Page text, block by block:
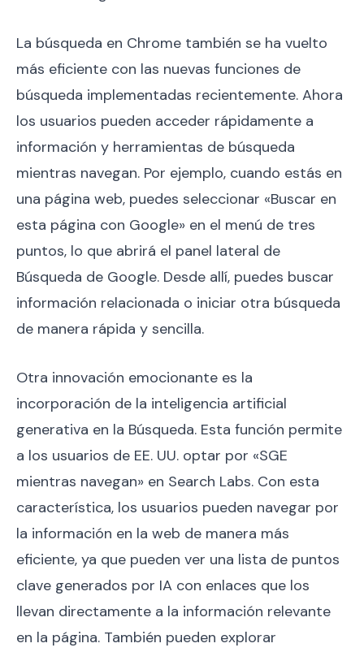
La búsqueda en Chrome también se ha vuelto
más eficiente con las nuevas funciones de
búsqueda implementadas recientemente. Ahora
los usuarios pueden acceder rápidamente a
información y herramientas de búsqueda
mientras navegan. Por ejemplo, cuando estás en
una página web, puedes seleccionar «Buscar en
esta página con Google» en el menú de tres
puntos, lo que abrirá el panel lateral de
Búsqueda de Google. Desde allí, puedes buscar
información relacionada o iniciar otra búsqueda
de manera rápida y sencilla.
Otra innovación emocionante es la
incorporación de la inteligencia artificial
generativa en la Búsqueda. Esta función permite
a los usuarios de EE. UU. optar por «SGE
mientras navegan» en Search Labs. Con esta
característica, los usuarios pueden navegar por
la información en la web de manera más
eficiente, ya que pueden ver una lista de puntos
clave generados por IA con enlaces que los
llevan directamente a la información relevante
en la página. También pueden explorar